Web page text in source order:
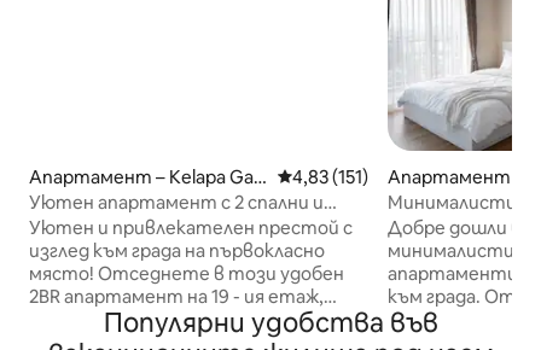
Апартамент – Kelapa Gadi
ng
Средна оценка: 4,83 от 5,
4,83 (151)
Уютен апартамент с 2 спални и
изглед към града в MOI
Уютен и привлекателен престой с
изглед към града на първокласно
място! Отседнете в този удобен
2BR апартамент на 19 - ия етаж,
идеален за двойки, семейства,
пътуващи или служебни пътувания.
Апартамент –
n
студио с балкон
Добре дошли в
апартаменти
към града. Относно: 33 кв. м напълно
обзаведен
бойлер Кухнята включва основни
Популярни удобства във